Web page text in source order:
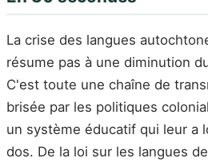
La crise des langues
résume pas à une diminution
C'est toute une chaîne de
brisée par les politiques
un système éducatif qui leur a
dos. De la loi sur les langues